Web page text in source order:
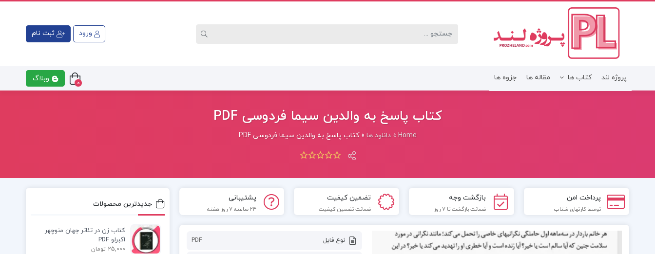
ورود ثبت نام
پروژه لند کتاب ها مقاله ها جزوه ها
0 وبلاگ
کتاب پاسخ به والدین سیما فردوسی PDF
Home
»دانلود ها »کتاب پاسخ به والدین سیما فردوسی PDF
پرداخت امن
توسط کارتهای شتاب
بازگشت وجه
ضمانت بازگشت تا 7 روز
تضمین کیفیت
ضمانت تضمین کیفیت
پشتیبانی
24 ساعته 7 روز هفته
نوع فایل PDF
جدیدترین محصولات
کتاب زن در تئاتر جهان منوچهر
اکبرلو PDF
25,000 تومان